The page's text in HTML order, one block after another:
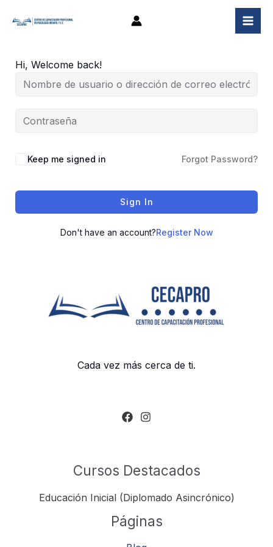
Hi, Welcome back!
Keep me signed in Forgot Password?
Sign In
Don't have an account?Register Now
Cada vez más cerca de ti.
Cursos Destacados
Educación Inicial (Diplomado Asincrónico)
Páginas